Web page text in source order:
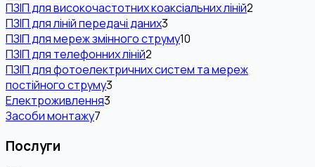
ПЗІП для високочастотних коаксіальних ліній2
ПЗІП для ліній передачі даних3
ПЗІП для мереж змінного струму10
ПЗІП для телефонних ліній2
ПЗІП для фотоелектричних систем та мереж
постійного струму3
Електроживлення3
Засоби монтажу7
Послуги